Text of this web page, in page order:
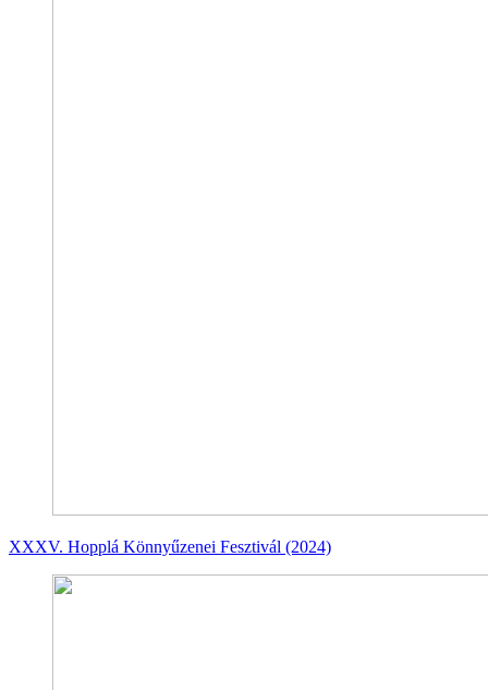
XXXV. Hopplá Könnyűzenei Fesztivál (2024)